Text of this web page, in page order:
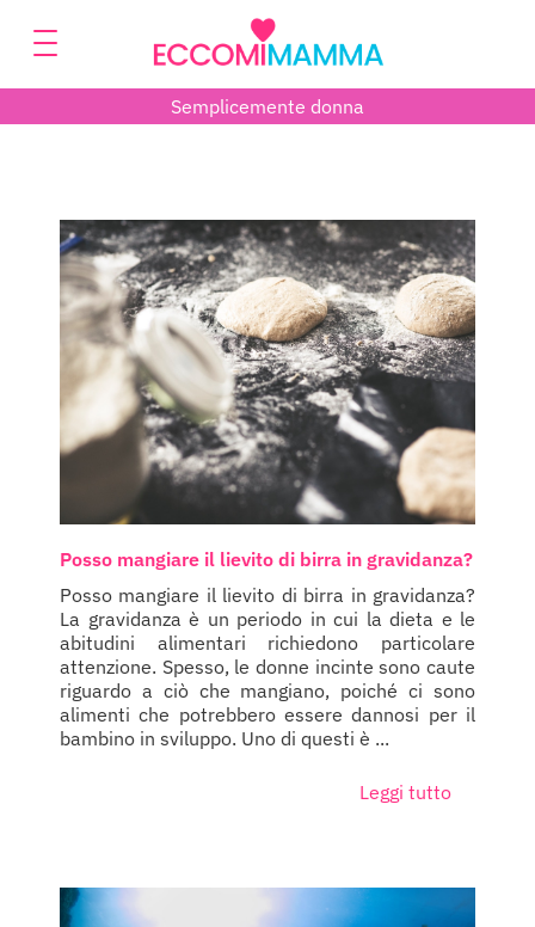
Semplicemente donna
Posso mangiare il lievito di birra in gravidanza?
Posso mangiare il lievito di birra in gravidanza?
La gravidanza è un periodo in cui la dieta e le
abitudini alimentari richiedono particolare
attenzione. Spesso, le donne incinte sono caute
riguardo a ciò che mangiano, poiché ci sono
alimenti che potrebbero essere dannosi per il
bambino in sviluppo. Uno di questi è ...
Leggi tutto